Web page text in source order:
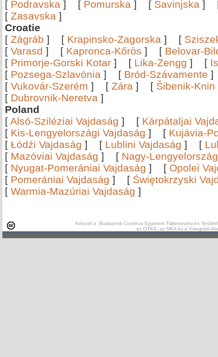
[ Podravska ] [ Pomurska ] [ Savinjska ]
[ Zasavska ]
Croatie
[ Zágráb ] [ Krapinsko-Zagorska ] [
[ Varasd ] [ Kapronca-Kőrös ] [ Belovar-
[ Primorje-Gorski Kotar ] [ Lika-Zengg ] [
[ Pozsega-Szlavónia ] [ Bród-Szávamente
[ Vukovár-Szerém ] [ Zára ] [ Šibenik-Knin
[ Dubrovnik-Neretva ]
Poland
[ Alsó-Sziléziai Vajdaság ] [ Kárpátaljai
[ Kis-Lengyelországi Vajdaság ] [ Kujávia-
[ Łódźi Vajdaság ] [ Lublini Vajdaság ] [
[ Mazóviai Vajdaság ] [ Nagy-
[ Nyugat-Pomerániai Vajdaság ] [ Opolei
[ Pomerániai Vajdaság ] [ Świętokrzyski
[ Warmia-Mazúriai Vajdaság ]
Készült a Budapesti Corvinus Egyetem Tájtervezési és
az OTKA, az NKA és a Visegrádi